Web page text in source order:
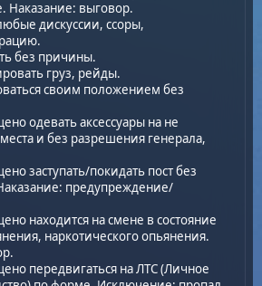
Наказание: выговор.
дискуссии, ссоры,
без причины.
груз, рейды.
своим положением без
одевать аксессуары на не
и без разрешения генерала,
заступать/покидать пост без
предупреждение/
находится на смене в состояние
наркотического опьянения.
передвигаться на ЛТС (Личное